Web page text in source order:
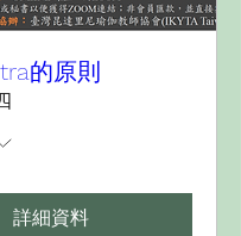
的原則
詳細資料